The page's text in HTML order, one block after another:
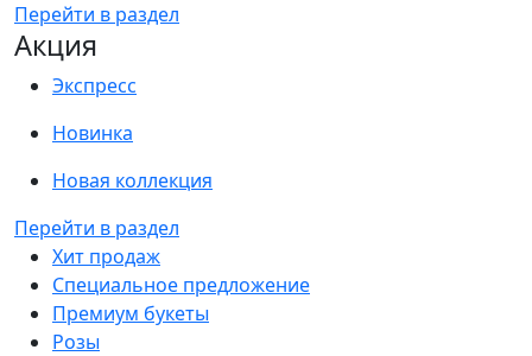
Перейти в раздел
Акция
Экспресс
Новинка
Новая коллекция
Перейти в раздел
Хит продаж
Специальное предложение
Премиум букеты
Розы